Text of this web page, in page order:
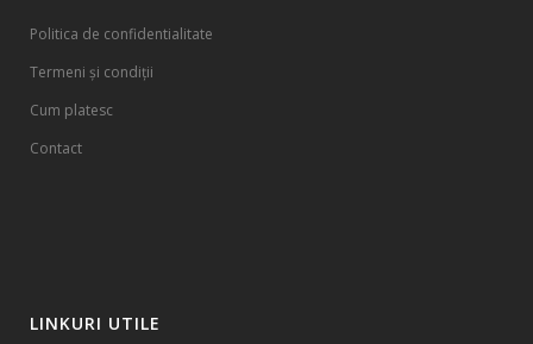
Politica de confidentialitate
Termeni și condiții
Cum platesc
Contact
LINKURI UTILE